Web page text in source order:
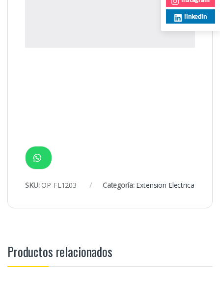
SKU: OP-FL1203 Categoría: Extension Electrica
Productos relacionados
linkedin